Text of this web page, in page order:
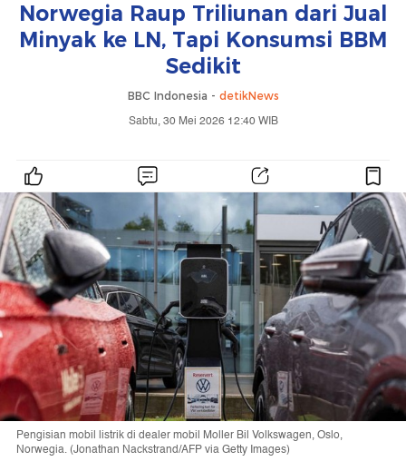
Norwegia Raup Triliunan dari Jual
Minyak ke LN, Tapi Konsumsi BBM
Sedikit
BBC Indonesia - detikNews
Sabtu, 30 Mei 2026 12:40 WIB
Pengisian mobil listrik di dealer mobil Moller Bil Volkswagen, Oslo,
Norwegia. (Jonathan Nackstrand/AFP via Getty Images)